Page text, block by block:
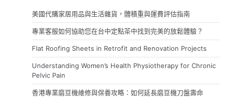
美國代購家居用品與生活雜貨，體積重與運費評估指南
專業客服如何協助您在台中定點茶中找到完美的放鬆體驗？
Flat Roofing Sheets in Retrofit and Renovation Projects
Understanding Women’s Health Physiotherapy for Chronic
Pelvic Pain
香港專業磨豆機維修與保養攻略：如何延長磨豆機刀盤壽命